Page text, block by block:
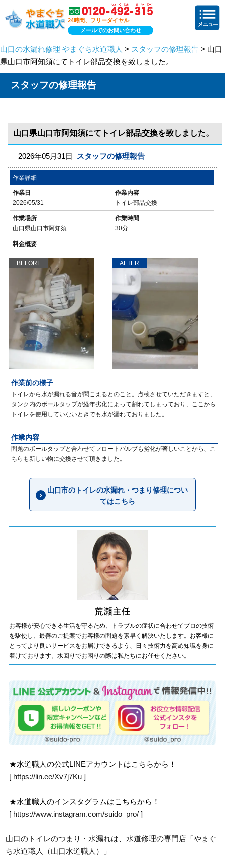
24時間、フリーダイヤル
メールでのお問い合わせ
山口の水漏れ修理 やまぐち水道職人 > スタッフの修理報告 > 山口
県山口市阿知須にてトイレ部品交換を致しました。
スタッフの修理報告
山口県山口市阿知須にてトイレ部品交換を致しました。
2026年05月31日 スタッフの修理報告
作業詳細
作業日
2026/05/31
作業内容
トイレ部品交換
作業場所
山口県山口市阿知須
作業時間
30分
料金概要
BEFORE AFTER
作業前の様子
トイレから水が漏れる音が聞こえるとのこと。点検させていただきますと、
タンク内のボールタップが経年劣化によって割れてしまっており、ここから
トイレを使用していないときでも水が漏れておりました。
作業内容
問題のボールタップと合わせてフロートバルブも劣化が著しいことから、こ
ちらも新しい物に交換させて頂きました。
山口市のトイレの水漏れ・つまり修理につい
てはこちら
お客様が安心できる生活を守るため、トラブルの症状に合わせてプロの技術
を駆使し、最善のご提案でお客様の問題を素早く解決いたします。お客様に
とってより良いサービスをお届けできるよう、日々技術力を高め知識を身に
着けております。水回りでお困りの際は私たちにお任せください。
★水道職人の公式LINEアカウントはこちらから！
[ https://lin.ee/Xv7j7Ku ]
★水道職人のインスタグラムはこちらから！
[ https://www.instagram.com/suido_pro/ ]
山口のトイレのつまり・水漏れは、水道修理の専門店「やまぐ
ち水道職人（山口水道職人）」